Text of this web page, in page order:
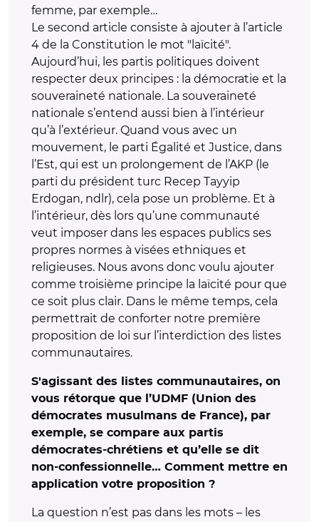
femme, par exemple…
Le second article consiste à ajouter à l’article
4 de la Constitution le mot "laïcité".
Aujourd’hui, les partis politiques doivent
respecter deux principes : la démocratie et la
souveraineté nationale. La souveraineté
nationale s’entend aussi bien à l’intérieur
qu’à l’extérieur. Quand vous avec un
mouvement, le parti Égalité et Justice, dans
l’Est, qui est un prolongement de l’AKP (le
parti du président turc Recep Tayyip
Erdogan, ndlr), cela pose un problème. Et à
l’intérieur, dès lors qu’une communauté
veut imposer dans les espaces publics ses
propres normes à visées ethniques et
religieuses. Nous avons donc voulu ajouter
comme troisième principe la laïcité pour que
ce soit plus clair. Dans le même temps, cela
permettrait de conforter notre première
proposition de loi sur l’interdiction des listes
communautaires.
S'agissant des listes communautaires, on
vous rétorque que l’UDMF (Union des
démocrates musulmans de France), par
exemple, se compare aux partis
démocrates-chrétiens et qu’elle se dit
non-confessionnelle… Comment mettre en
application votre proposition ?
La question n’est pas dans les mots – les